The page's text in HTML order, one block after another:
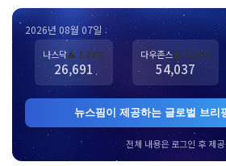
2026년 08월 07일
나스닥▲ 1.28%
26,691
다우존스▲ 0.28%
54,037
뉴스핌이 제공하는 글로벌 브리
전체 내용은 로그인 후 제공